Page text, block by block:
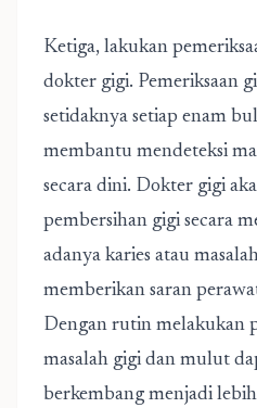
Ketiga, lakukan
dokter gigi. Pemeriksaan
setidaknya setiap enam
membantu mendeteksi
secara dini. Dokter gigi
pembersihan gigi secara
adanya karies atau
memberikan saran
Dengan rutin melakukan
masalah gigi dan mulut
berkembang menjadi lebih